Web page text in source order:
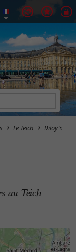
Le Teich Diloy's
au Teich